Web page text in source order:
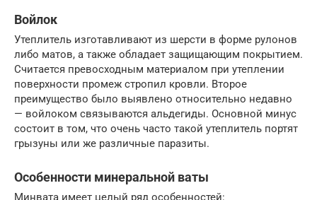
Войлок
Утеплитель изготавливают из шерсти в форме рулонов
либо матов, а также обладает защищающим покрытием.
Считается превосходным материалом при утеплении
поверхности промеж стропил кровли. Второе
преимущество было выявлено относительно недавно
— войлоком связываются альдегиды. Основной минус
состоит в том, что очень часто такой утеплитель портят
грызуны или же различные паразиты.
Особенности минеральной ваты
Минвата имеет целый ряд особенностей: